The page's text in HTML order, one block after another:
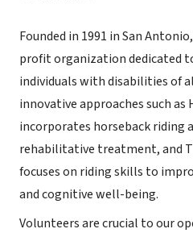
Founded in 1991 in San
profit organization dedicated
individuals with disabilities of
innovative approaches such
incorporates horseback riding
rehabilitative treatment, and
focuses on riding skills to
and cognitive well-being.
Volunteers are crucial to our